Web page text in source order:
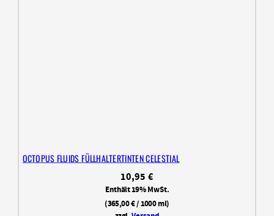
OCTOPUS FLUIDS FÜLLHALTERTINTEN CELESTIAL
10,95 €
Enthält 19% MwSt.
(365,00€/ 1000 ml)